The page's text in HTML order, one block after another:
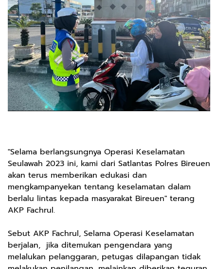
"Selama berlangsungnya Operasi Keselamatan
Seulawah 2023 ini, kami dari Satlantas Polres Bireuen
akan terus memberikan edukasi dan
mengkampanyekan tentang keselamatan dalam
berlalu lintas kepada masyarakat Bireuen" terang
AKP Fachrul.
Sebut AKP Fachrul, Selama Operasi Keselamatan
berjalan, jika ditemukan pengendara yang
melalukan pelanggaran, petugas dilapangan tidak